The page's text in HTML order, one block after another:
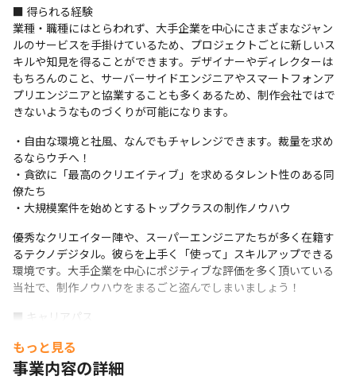
■ 得られる経験
業種・職種にはとらわれず、大手企業を中心にさまざまなジャン
ルのサービスを手掛けているため、プロジェクトごとに新しいス
キルや知見を得ることができます。デザイナーやディレクターは
もちろんのこと、サーバーサイドエンジニアやスマートフォンア
プリエンジニアと協業することも多くあるため、制作会社ではで
きないようなものづくりが可能になります。
・自由な環境と社風、なんでもチャレンジできます。裁量を求め
るならウチへ！
・貪欲に「最高のクリエイティブ」を求めるタレント性のある同
僚たち
・大規模案件を始めとするトップクラスの制作ノウハウ
優秀なクリエイター陣や、スーパーエンジニアたちが多く在籍す
るテクノデジタル。彼らを上手く「使って」スキルアップできる
環境です。大手企業を中心にポジティブな評価を多く頂いている
当社で、制作ノウハウをまるごと盗んでしまいましょう！
■ キャリアパス
アパスのモデルコースはさまざま。それぞれに評価指標を設けて
おり、技術力を追求することも、チームマネジメントに挑戦する
もっと見る
事業内容の詳細